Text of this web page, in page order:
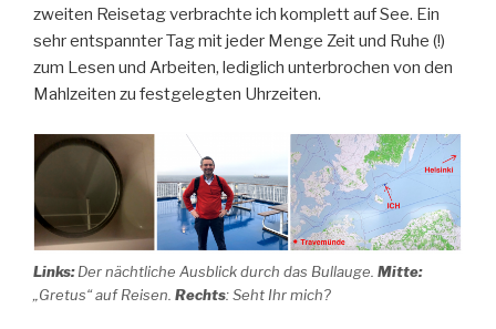
zweiten Reisetag verbrachte ich komplett auf See. Ein
sehr entspannter Tag mit jeder Menge Zeit und Ruhe (!)
zum Lesen und Arbeiten, lediglich unterbrochen von den
Mahlzeiten zu festgelegten Uhrzeiten.
Links:Der nächtliche Ausblick durch das Bullauge. Mitte:
„Gretus“ auf Reisen. Rechts: Seht Ihr mich?